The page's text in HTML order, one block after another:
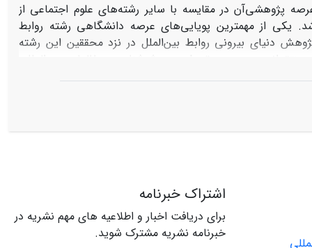
پژوهشی‌‌آن در مقایسه با سایر رشته‌های علوم اجتماعی از
یکی از مهمترین پویایی‌های عرصه دانشگاهی رشته روابط
دنیای بیرونی روابط‌ بین‌الملل در نزد محققین این رشته
به بررسی تحول در روش‌شناسی مطالعات بین‌المللی
نگارنده با بازشناسی دو رویکرد کلاسیک و کوانتومی در
در قرن بیستم، غالباً متأثر از رویکرد کلاسیک علوم دقیقه
اشتراک خبرنامه
برای دریافت اخبار و اطلاعیه های مهم نشریه در
خبرنامه نشریه مشترک شوید.